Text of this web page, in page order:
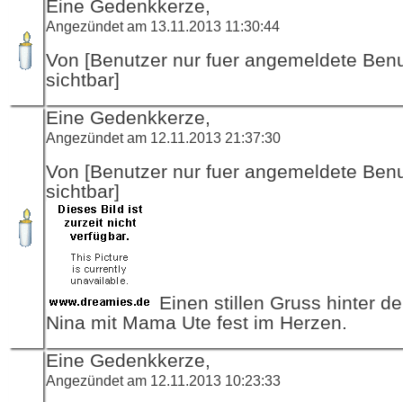
Eine Gedenkkerze,
Angezündet am 13.11.2013 11:30:44
Von [Benutzer nur fuer angemeldete
sichtbar]
Eine Gedenkkerze,
Angezündet am 12.11.2013 21:37:30
Von [Benutzer nur fuer angemeldete
sichtbar]
Einen stillen Gruss hinter
Nina mit Mama Ute fest im Herzen.
Eine Gedenkkerze,
Angezündet am 12.11.2013 10:23:33